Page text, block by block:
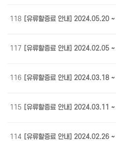
118 [유류할증료 안내] 2024.05.20
117 [유류할증료 안내] 2024.02.05
116 [유류할증료 안내] 2024.03.18
115 [유류할증료 안내] 2024.03.11
114 [유류할증료 안내] 2024.02.26